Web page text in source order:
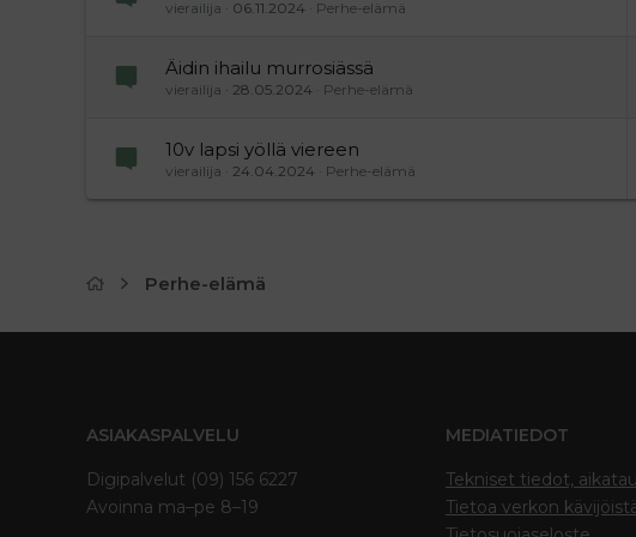
vierailija 06.11.2024 Perhe-elämä
Äidin ihailu murrosiässä
vierailija 28.05.2024 Perhe-elämä
10v lapsi yöllä viereen
vierailija 24.04.2024 Perhe-elämä
Perhe-elämä
ASIAKASPALVELU
Digipalvelut (09) 156 6227
Avoinna ma–pe 8–19
MEDIATIEDOT
Tekniset tiedot,
Tietoa verkon